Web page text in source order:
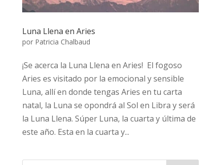
Luna Llena en Aries
por Patricia Chalbaud
¡Se acerca la Luna Llena en Aries! El fogoso
Aries es visitado por la emocional y sensible
Luna, allí en donde tengas Aries en tu carta
natal, la Luna se opondrá al Sol en Libra y será
la Luna Llena. Súper Luna, la cuarta y última de
este año. Esta en la cuarta y...